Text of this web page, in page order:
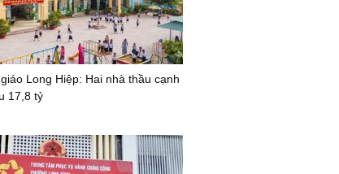
Long Hiệp: Hai nhà thầu cạnh
17,8 tỷ